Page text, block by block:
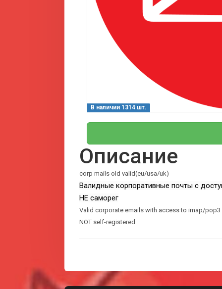
В наличии 1314 шт.
Описание
corp mails old valid(eu/usa/uk)
Валидные корпоративные почты с
НЕ саморег
Valid corporate emails with access to imap/pop3
NOT self-registered